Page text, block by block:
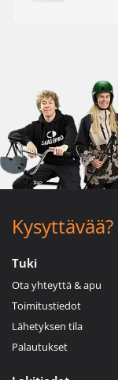
Kysyttävää?
Tuki
Ota yhteyttä & apu
Toimitustiedot
Lähetyksen tila
Palautukset